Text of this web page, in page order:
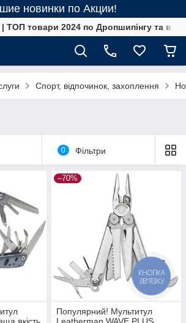
новинки по Акции!
| ТОП товари 2024 по Дропшипінгу та в
Спорт, відпочинок, захоплення
0 Фільтри
–70%
Популярний! Мультитул
КНОПКА
ЗВ'ЯЗКУ